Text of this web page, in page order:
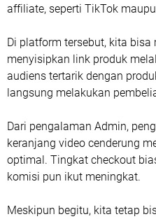
affiliate, seperti TikTok
Di platform tersebut, kita
menyisipkan link produk
audiens tertarik dengan
langsung melakukan
Dari pengalaman Admin,
keranjang video cenderung
optimal. Tingkat checkout
komisi pun ikut meningkat.
Meskipun begitu, kita tetap